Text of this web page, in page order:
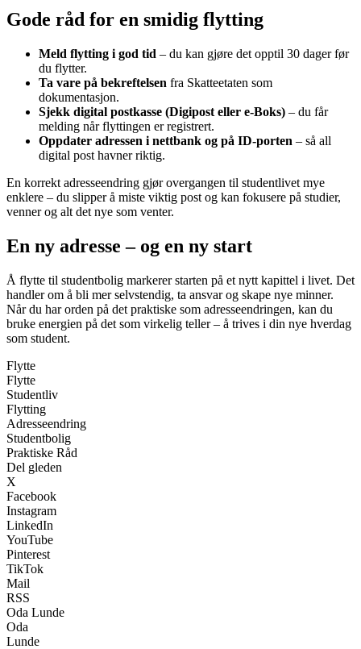
Gode råd for en smidig flytting
Meld flytting i god tid – du kan gjøre det opptil 30 dager før
du flytter.
Ta vare på bekreftelsen fra Skatteetaten som
dokumentasjon.
Sjekk digital postkasse (Digipost eller e-Boks) – du får
melding når flyttingen er registrert.
Oppdater adressen i nettbank og på ID-porten – så all
digital post havner riktig.
En korrekt adresseendring gjør overgangen til studentlivet mye
enklere – du slipper å miste viktig post og kan fokusere på studier,
venner og alt det nye som venter.
En ny adresse – og en ny start
Å flytte til studentbolig markerer starten på et nytt kapittel i livet. Det
handler om å bli mer selvstendig, ta ansvar og skape nye minner.
Når du har orden på det praktiske som adresseendringen, kan du
bruke energien på det som virkelig teller – å trives i din nye hverdag
som student.
Flytte
Flytte
Studentliv
Flytting
Adresseendring
Studentbolig
Praktiske Råd
Del gleden
X
Facebook
Instagram
LinkedIn
YouTube
Pinterest
TikTok
Mail
RSS
Oda Lunde
Oda
Lunde